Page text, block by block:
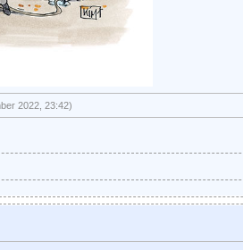
2022, 23:42)